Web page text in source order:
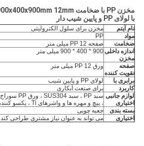
با لولای PP و پایین شیب دار
نام آیتم
مخزن برای سلول الکترولیتی
مواد
PP
ضخامت
صفحه PP 12 میلی متر
اندازه داخلی
مخزن
900 * 400 * 900 میلی متر
صفحه
تقویت کننده
ورق PP 12 میلی متر
برابری با
لولای PP و پایین شیب
کاربرد
برای صنعت آبکاری
لوازم جانبی
اختیاری
، پیچ و مهره ها و واشرهای Ti ، یکسو کننده
بسته بندی
جعبه چوبی
اختیاری
می تواند به عنوان نیاز مشتری طراحی کند